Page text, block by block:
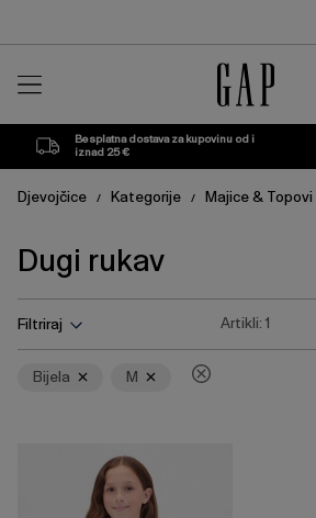
Besplatna dostava za kupovinu od i
iznad 25 €
Djevojčice / Kategorije / Majice & Topovi
Dugi rukav
tipku
Enter
za
skupljanje
Filtriraj Artikli:1
Bijela M